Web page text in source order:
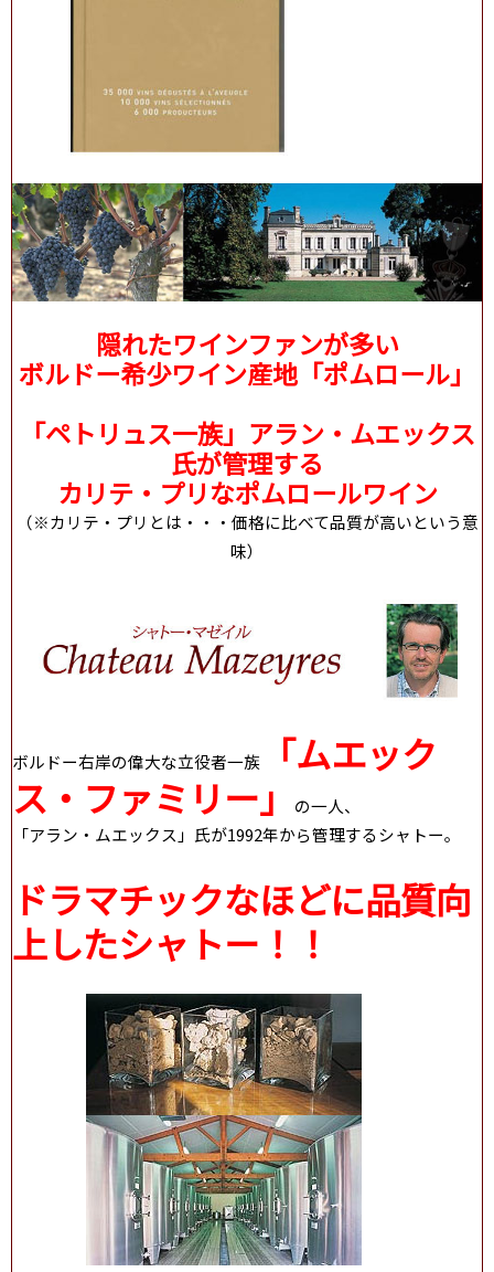
隠れたワインファンが多い
ボルドー希少ワイン産地「ポムロール」
「ペトリュス一族」アラン・ムエックス
氏が管理する
カリテ・プリなポムロールワイン
（※カリテ・プリとは・・・価格に比べて品質が高いという意
味）
ボルドー右岸の偉大な立役者一族
「ムエック
ス・ファミリー」
の一人、
「アラン・ムエックス」氏が1992年から管理するシャトー。
ドラマチックなほどに品質向
上したシャトー！！